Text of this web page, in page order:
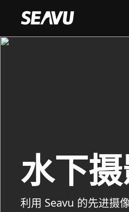
水下
利用 Seavu 的先进摄